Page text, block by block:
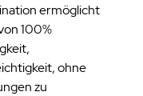
ermöglicht
100%
ohne
zu